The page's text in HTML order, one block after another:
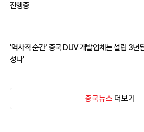
진행중
'역사적 순간' 중국 DUV 개발업체는 설립 3년
성나'
중국뉴스 더보기